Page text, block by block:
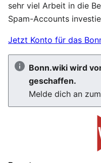
sehr viel Arbeit in die
Spam-Accounts
Jetzt Konto für das
Bonn.wiki wird
geschaffen.
Melde dich an